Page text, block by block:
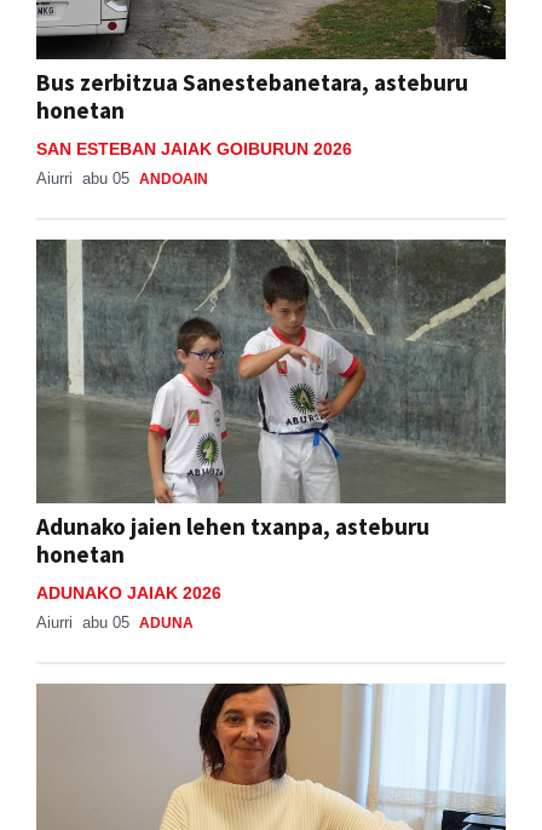
Bus zerbitzua Sanestebanetara, asteburu
honetan
SAN ESTEBAN JAIAK GOIBURUN 2026
Aiurri abu 05 ANDOAIN
Adunako jaien lehen txanpa, asteburu
honetan
ADUNAKO JAIAK 2026
Aiurri abu 05 ADUNA